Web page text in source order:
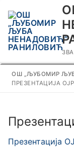
до
садржаја
ОШ „ЉУБОМИР
ПРЕЗЕНТАЦИЈА
Презентација